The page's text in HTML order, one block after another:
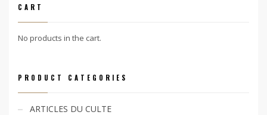
CART
No products in the cart.
PRODUCT CATEGORIES
ARTICLES DU CULTE